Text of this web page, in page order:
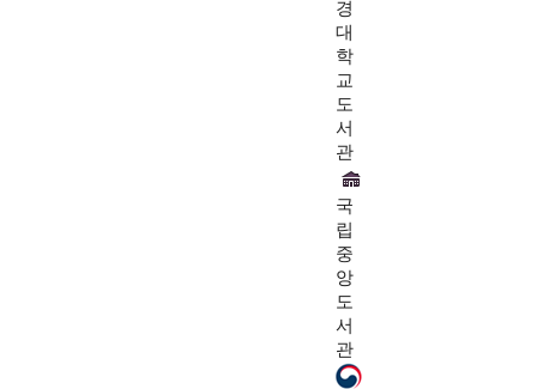
경
대
학
교
도
서
관
국
립
중
앙
도
서
관